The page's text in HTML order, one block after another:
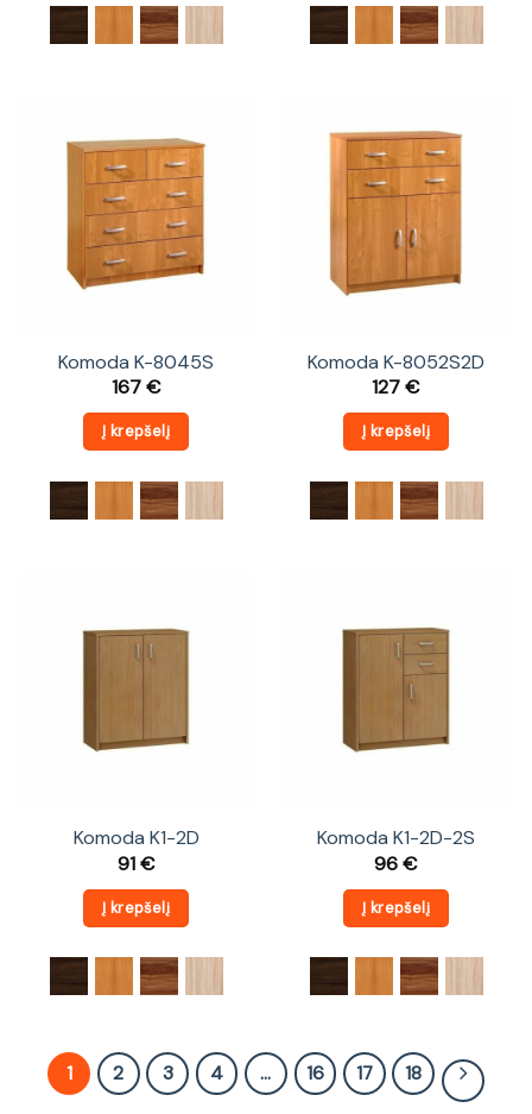
Komoda K-8045S
167€
Į krepšelį
Komoda K-8052S2D
127€
Į krepšelį
Komoda K1-2D
91€
Į krepšelį
Komoda K1-2D-2S
96€
Į krepšelį
1 2 3 4 … 16 17 18